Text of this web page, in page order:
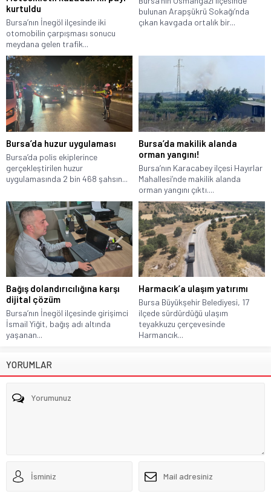
kurtuldu
Bursa’nın İnegöl ilçesinde iki
otomobilin çarpışması sonucu
meydana gelen trafik...
bulunan Arapşükrü Sokağı’nda
çıkan kavgada ortalık bir...
Bursa’da huzur uygulaması
Bursa’da polis ekiplerince
gerçekleştirilen huzur
uygulamasında 2 bin 468 şahsın...
Bursa’da makilik alanda
orman yangını!
Bursa’nın Karacabey ilçesi Hayırlar
Mahallesi’nde makilik alanda
orman yangını çıktı....
Bağış dolandırıcılığına karşı
dijital çözüm
Bursa’nın İnegöl ilçesinde girişimci
İsmail Yiğit, bağış adı altında
yaşanan...
Harmacık’a ulaşım yatırımı
Bursa Büyükşehir Belediyesi, 17
ilçede sürdürdüğü ulaşım
teyakkuzu çerçevesinde
Harmancık...
YORUMLAR